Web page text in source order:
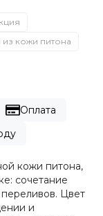
кожи питона
Оплата
кожи питона,
сочетание
Цвет
и